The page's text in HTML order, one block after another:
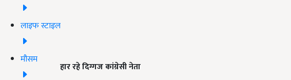
लाइफ स्टाइल
मौसम
हार रहे दिग्गज कांग्रेसी नेता